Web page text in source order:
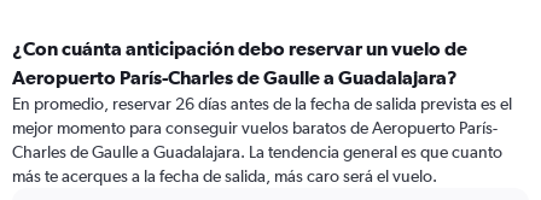
¿Con cuánta anticipación debo reservar un vuelo de
Aeropuerto París-Charles de Gaulle a Guadalajara?
En promedio, reservar 26 días antes de la fecha de salida prevista es el
mejor momento para conseguir vuelos baratos de Aeropuerto París-
Charles de Gaulle a Guadalajara. La tendencia general es que cuanto
más te acerques a la fecha de salida, más caro será el vuelo.